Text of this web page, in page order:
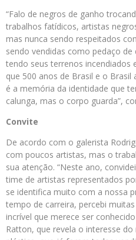
“Falo de negros de ganho
trabalhos fatídicos, artistas
mas nunca sendo respeitados
sendo vendidas como pedaço
tendo seus terrenos incendiados
que 500 anos de Brasil e o
é a memória da identidade que
calunga, mas o corpo guarda”,
Convite
De acordo com o galerista
com poucos artistas, mas o
sua atenção. “Neste ano,
time de artistas representados
se identifica muito com a nossa
tempo de carreira, percebi
incrível que merece ser
Ratton, que revela o interesse